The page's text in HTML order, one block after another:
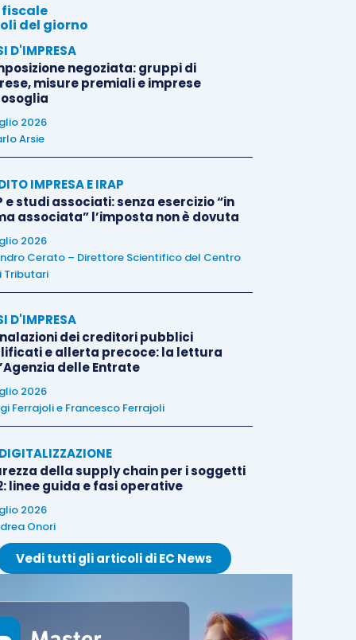
del giorno
D'IMPRESA
negoziata: gruppi di
misure premiali e imprese
2026
Arsie
IMPRESA E IRAP
e studi associati: senza esercizio “in
associata” l’imposta non è dovuta
2026
Cerato – Direttore Scientifico del Centro
Tributari
D'IMPRESA
dei creditori pubblici
e allerta precoce: la lettura
delle Entrate
2026
Ferrajolie Francesco Ferrajoli
della supply chain per i soggetti
linee guida e fasi operative
2026
Onori
Vedi tutti gli articoli di EC News